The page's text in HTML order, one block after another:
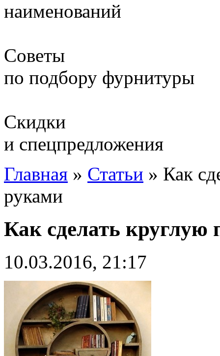
наименований
Советы
по подбору фурнитуры
Скидки
и спецпредложения
Главная » Статьи » Как
руками
Как сделать круглую
10.03.2016, 21:17